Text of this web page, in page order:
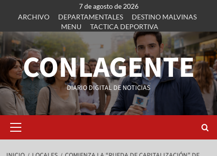
7 de agosto de 2026
ARCHIVO
DEPARTAMENTALES
DESTINO MALVINAS
MENU
TACTICA DEPORTIVA
CONLAGENTE
DIARIO DIGITAL DE NOTICIAS